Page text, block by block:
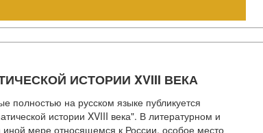
ИСТОРИИ XVIII ВЕКА
на русском языке публикуется
истории XVIII века". В литературном и
мере относящемся к России, особое место